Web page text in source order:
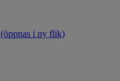
(öppnas i ny flik)